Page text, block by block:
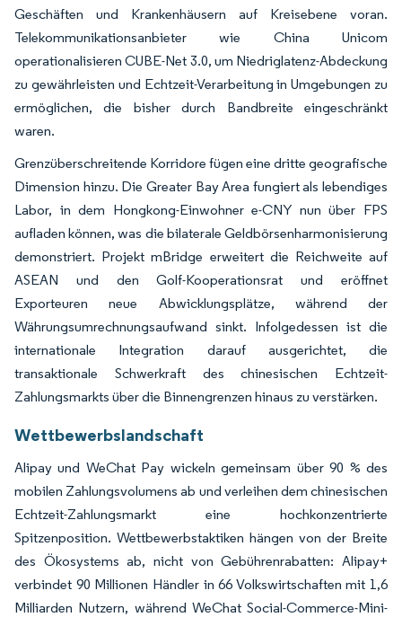
Geschäften und Krankenhäusern auf Kreisebene voran.
Telekommunikationsanbieter wie China Unicom
operationalisieren CUBE-Net 3.0, um Niedriglatenz-Abdeckung
zu gewährleisten und Echtzeit-Verarbeitung in Umgebungen zu
ermöglichen, die bisher durch Bandbreite eingeschränkt
waren.
Grenzüberschreitende Korridore fügen eine dritte geografische
Dimension hinzu. Die Greater Bay Area fungiert als lebendiges
Labor, in dem Hongkong-Einwohner e-CNY nun über FPS
aufladen können, was die bilaterale Geldbörsenharmonisierung
demonstriert. Projekt mBridge erweitert die Reichweite auf
ASEAN und den Golf-Kooperationsrat und eröffnet
Exporteuren neue Abwicklungsplätze, während der
Währungsumrechnungsaufwand sinkt. Infolgedessen ist die
internationale Integration darauf ausgerichtet, die
transaktionale Schwerkraft des chinesischen Echtzeit-
Zahlungsmarkts über die Binnengrenzen hinaus zu verstärken.
Wettbewerbslandschaft
Alipay und WeChat Pay wickeln gemeinsam über 90 % des
mobilen Zahlungsvolumens ab und verleihen dem chinesischen
Echtzeit-Zahlungsmarkt eine hochkonzentrierte
Spitzenposition. Wettbewerbstaktiken hängen von der Breite
des Ökosystems ab, nicht von Gebührenrabatten: Alipay+
verbindet 90 Millionen Händler in 66 Volkswirtschaften mit 1,6
Milliarden Nutzern, während WeChat Social-Commerce-Mini-